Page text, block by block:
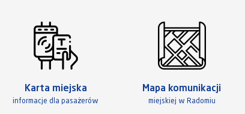
Karta miejska
informacje dla pasażerów
Mapa komunikacji
miejskiej w Radomiu